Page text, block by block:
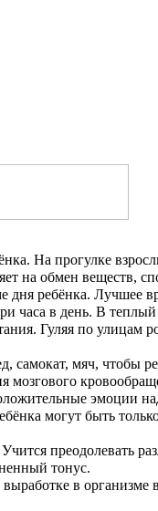
На прогулке
на обмен веществ,
ребёнка. Лучшее
часа в день. В
Гуляя по улицам
мяч, чтобы
мозгового
эмоции
могут быть
преодолевать
тонус.
в организме